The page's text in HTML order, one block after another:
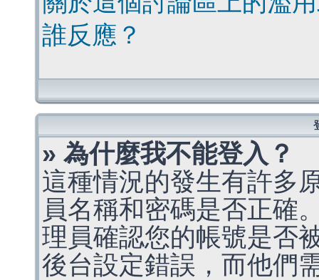
誰反應？
» 為什麼我不能登入？
這種情況的發生有許多
員名稱和密碼是否正確
理員確認您的帳號是否
後台設定錯誤，而他們